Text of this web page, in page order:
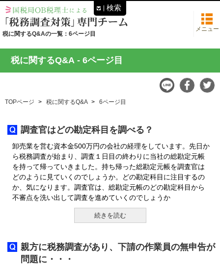
税に関するQ&Aの一覧：6ページ目
メニュー
税に関するQ&A - 6ページ目
TOPページ 税に関するQ&A 6ページ目
調査官はどの勘定科目を調べる？
卸売業を営む資本金500万円の会社の経理をしています。先日か
ら税務調査が始まり、調査１日目の終わりに当社の総勘定元帳
を持って帰っていきました。持ち帰った総勘定元帳を調査官は
どのように見ていくのでしょうか。どの勘定科目に注目するの
か、気になります。調査官は、総勘定元帳のどの勘定科目から
不審点を洗い出して調査を進めていくのでしょうか
続きを読む
親方に税務調査があり、下請の作業員の無申告が
問題に・・・
検索